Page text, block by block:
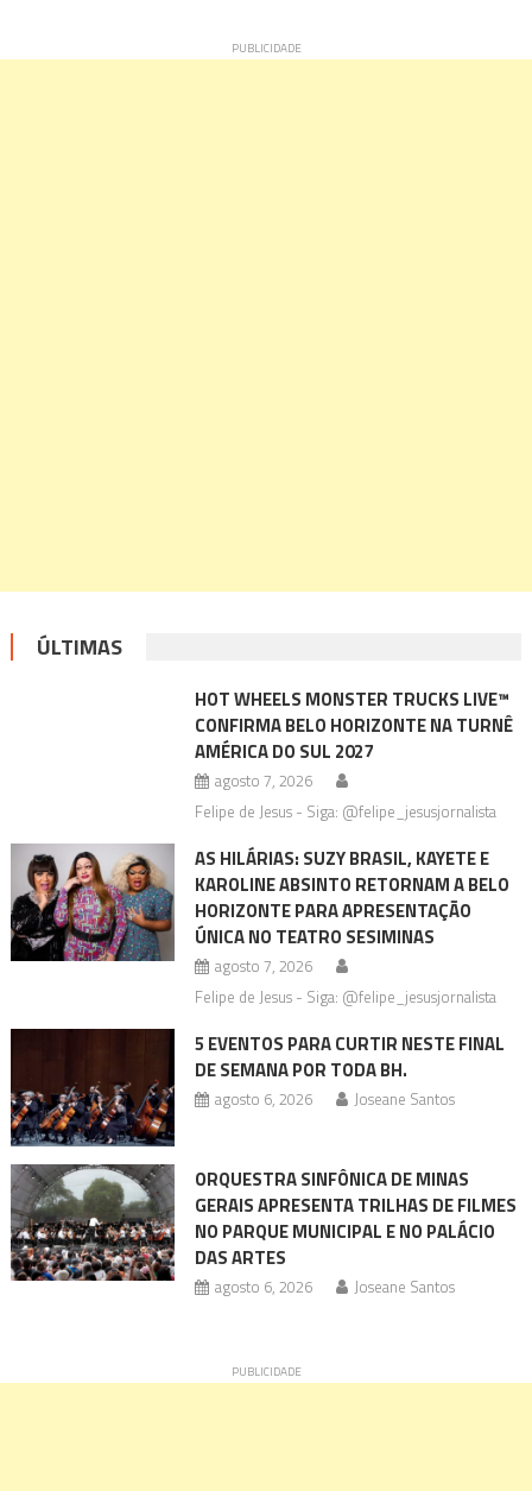
ÚLTIMAS
HOT WHEELS MONSTER TRUCKS LIVE™
CONFIRMA BELO HORIZONTE NA TURNÊ
AMÉRICA DO SUL 2027
agosto 7, 2026
Felipe de Jesus - Siga: @felipe_jesusjornalista
AS HILÁRIAS: SUZY BRASIL, KAYETE E
KAROLINE ABSINTO RETORNAM A BELO
HORIZONTE PARA APRESENTAÇÃO
ÚNICA NO TEATRO SESIMINAS
agosto 7, 2026
Felipe de Jesus - Siga: @felipe_jesusjornalista
5 EVENTOS PARA CURTIR NESTE FINAL
DE SEMANA POR TODA BH.
agosto 6, 2026 Joseane Santos
ORQUESTRA SINFÔNICA DE MINAS
GERAIS APRESENTA TRILHAS DE FILMES
NO PARQUE MUNICIPAL E NO PALÁCIO
DAS ARTES
agosto 6, 2026 Joseane Santos